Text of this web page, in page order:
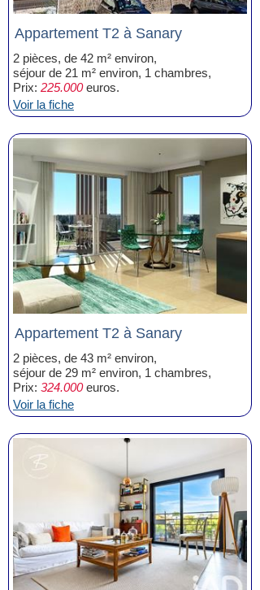
Appartement T2 à Sanary
2 pièces, de 42 m² environ,
séjour de 21 m² environ, 1 chambres,
Prix: 225.000euros.
Voir la fiche
Appartement T2 à Sanary
2 pièces, de 43 m² environ,
séjour de 29 m² environ, 1 chambres,
Prix: 324.000euros.
Voir la fiche